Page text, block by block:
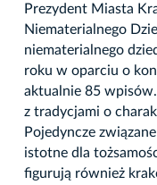
Prezydent Miasta
Niematerialnego
niematerialnego
roku w oparciu o
aktualnie 85
z tradycjami o
Pojedyncze
istotne dla
figurują również